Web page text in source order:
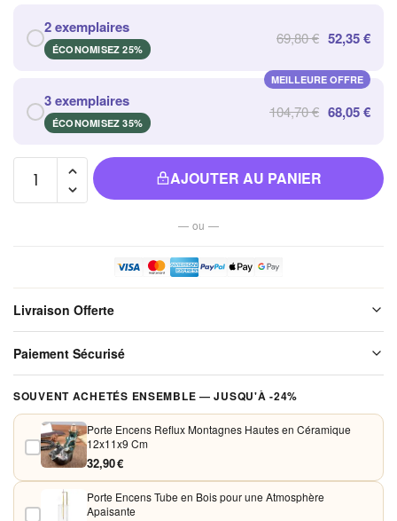
2 exemplaires
ÉCONOMISEZ 25%
69,80 € 52,35 €
MEILLEURE OFFRE
3 exemplaires
ÉCONOMISEZ 35%
104,70 € 68,05 €
de Porte
et Détente
AJOUTER AU PANIER
— ou —
Livraison Offerte
soigneusement emballé avant expédition. Aucun frais de port, jamais.
Paiement Sécurisé
acceptons Visa, Mastercard, PayPal et Apple Pay. Aucune donnée
bancaire n'est conservée sur nos serveurs.
SOUVENT ACHETÉS ENSEMBLE — JUSQU'À -24%
Porte Encens Reflux Montagnes Hautes en Céramique
12x11x9 Cm
32,90 €
Porte Encens Tube en Bois pour une Atmosphère
Apaisante